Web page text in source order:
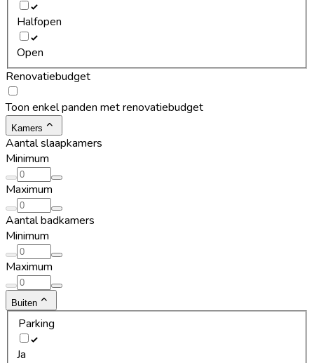
Halfopen
Open
Renovatiebudget
Toon enkel panden met renovatiebudget
Kamers
Aantal slaapkamers
Minimum
Maximum
Aantal badkamers
Minimum
Maximum
Buiten
Parking
Ja